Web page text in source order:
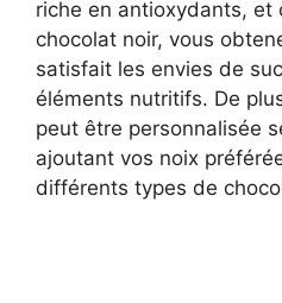
riche en antioxydants, et
chocolat noir, vous
satisfait les envies de
éléments nutritifs. De
peut être personnalisée
ajoutant vos noix
différents types de